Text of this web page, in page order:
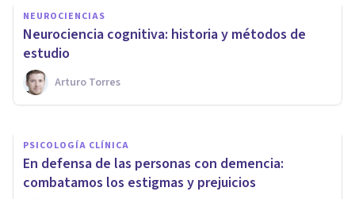
NEUROCIENCIAS
Neurociencia cognitiva: historia y métodos de
estudio
Arturo Torres
La teoría de la elección de
William Glasser
Oscar Castillero Mimenza
PSICOLOGÍA CLÍNICA
En defensa de las personas con demencia:
combatamos los estigmas y prejuicios